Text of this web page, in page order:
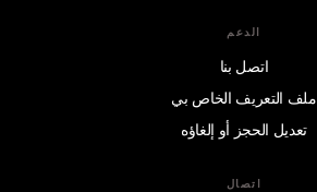
الدعم
اتصل بنا
ملف التعريف الخاص بي
تعديل الحجز أو إلغاؤه
اتصال